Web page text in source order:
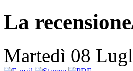
La
Martedì 08